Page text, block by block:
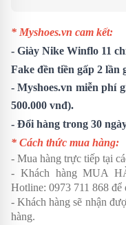
* Myshoes.vn cam kết:
- Giày Nike Winflo 11
Fake đền tiền gấp 2 lần
- Myshoes.vn miễn phí
500.000 vnđ).
- Đổi hàng trong 30
* Cách thức mua hàng:
- Mua hàng trực tiếp tại
- Khách hàng MUA
Hotline: 0973 711 868 để
- Khách hàng sẽ nhận
hàng.